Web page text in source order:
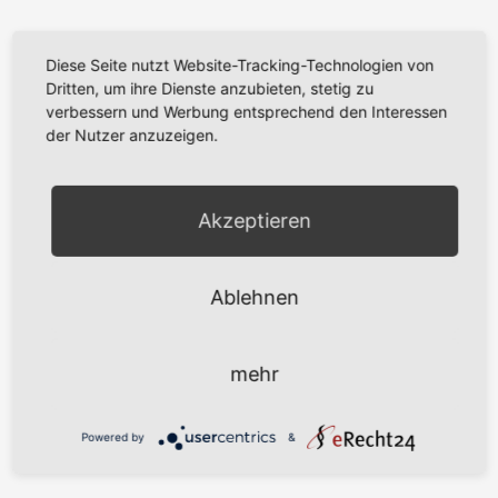
Nina Arndt
Michael Klumpp
Kontakt
Verbraucher­streit­beilegung/Universal­schlichtungs­stelle
Streitbeilegungsverfahren vor einer Verbraucherschlichtungsstelle
Diese Seite nutzt Website-Tracking-Technologien von
Dritten, um ihre Dienste anzubieten, stetig zu
verbessern und Werbung entsprechend den Interessen
der Nutzer anzuzeigen.
Akzeptieren
Ablehnen
mehr
Powered by &